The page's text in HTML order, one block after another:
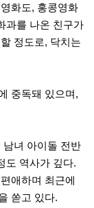
화도, 홍콩영화
과를 나온 친구가
정도로, 닥치는
중독돼 있으며,
남녀 아이돌 전반
도 역사가 깊다.
애하며 최근에
쏟고 있다.